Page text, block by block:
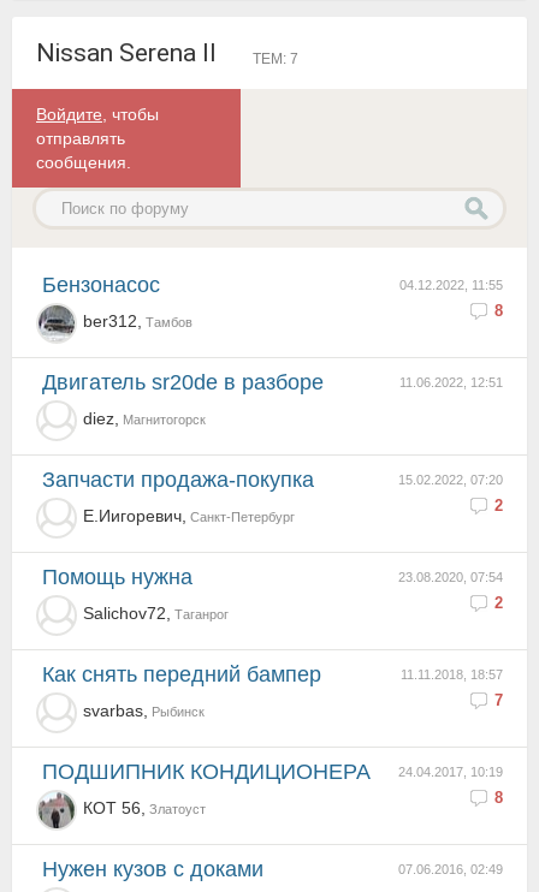
Nissan Serena II ТЕМ: 7
Войдите , чтобы
отправлять
сообщения.
04.12.2022, 11:55
8
бензонасос
ber312, Тамбов
11.06.2022, 12:51
Двигатель sr20de в разборе
diez, Магнитогорск
15.02.2022, 07:20
2
запчасти продажа-покупка
Е.Иигоревич, Санкт-Петербург
23.08.2020, 07:54
2
Помощь нужна
Salichov72, Таганрог
11.11.2018, 18:57
7
как снять передний бампер
svarbas, Рыбинск
24.04.2017, 10:19
8
ПОДШИПНИК КОНДИЦИОНЕРА
КОТ 56, Златоуст
07.06.2016, 02:49
Нужен кузов с доками